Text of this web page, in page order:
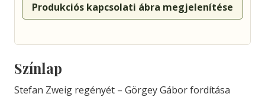
Produkciós kapcsolati ábra megjelenítése
Színlap
Stefan Zweig regényét – Görgey Gábor fordítása